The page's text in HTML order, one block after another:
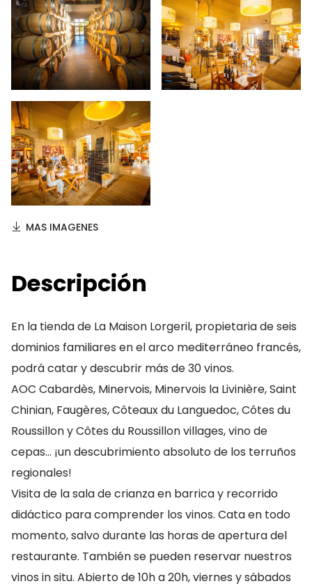
MAS IMAGENES
Descripción
En la tienda de La Maison Lorgeril, propietaria de seis
dominios familiares en el arco mediterráneo francés,
podrá catar y descubrir más de 30 vinos.
AOC Cabardès, Minervois, Minervois la Livinière, Saint
Chinian, Faugères, Côteaux du Languedoc, Côtes du
Roussillon y Côtes du Roussillon villages, vino de
cepas… ¡un descubrimiento absoluto de los terruños
regionales!
Visita de la sala de crianza en barrica y recorrido
didáctico para comprender los vinos. Cata en todo
momento, salvo durante las horas de apertura del
restaurante. También se pueden reservar nuestros
vinos in situ. Abierto de 10h a 20h, viernes y sábados